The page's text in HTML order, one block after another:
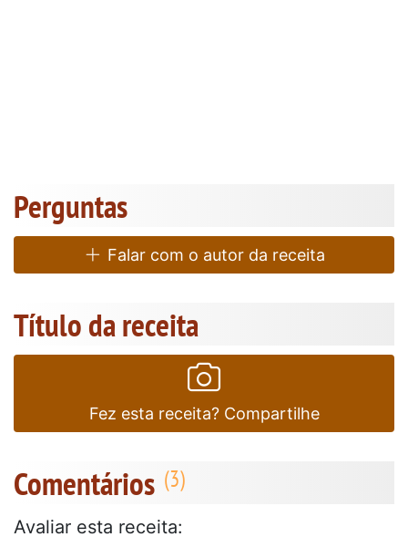
Perguntas
Falar com o autor da receita
Título da receita
Fez esta receita? Compartilhe
Comentários
Avaliar esta receita: